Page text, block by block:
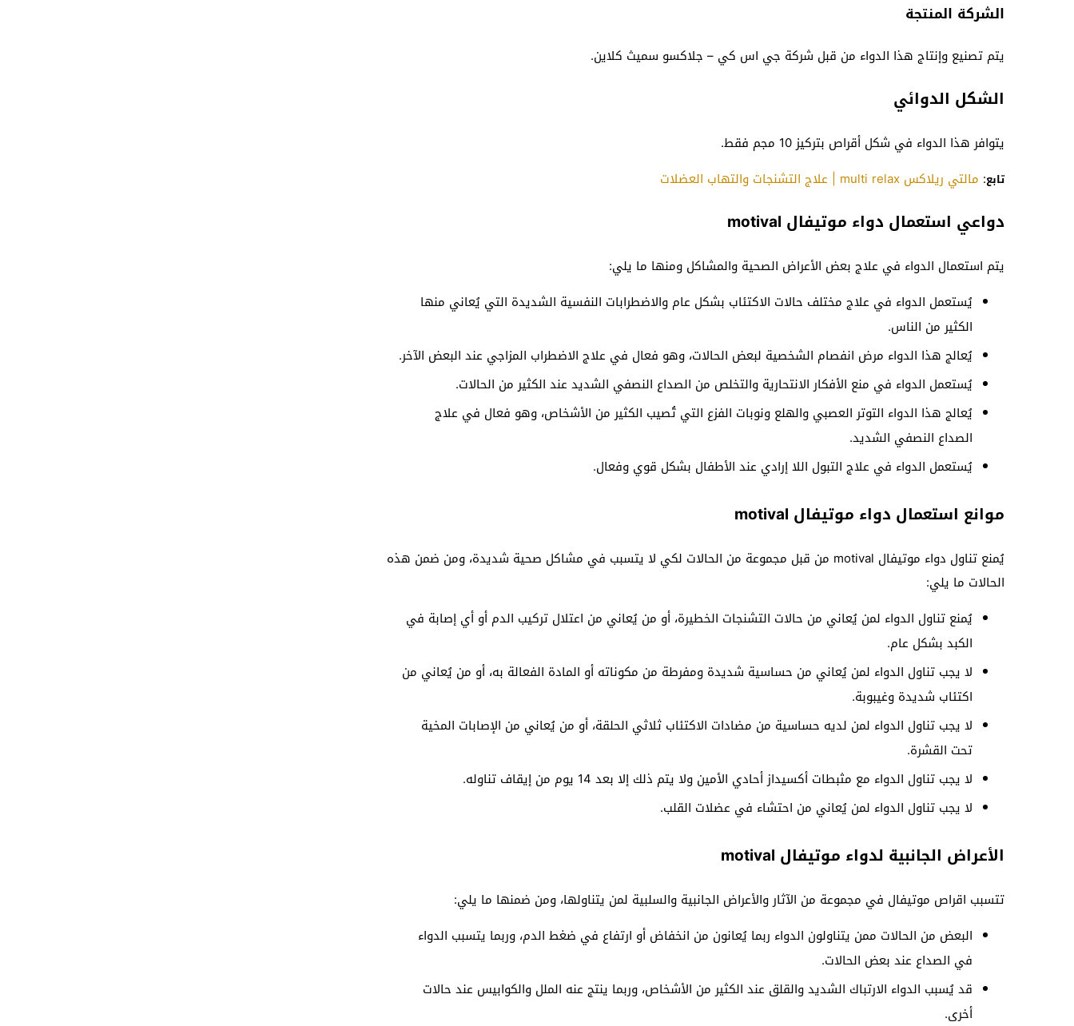
الشركة المنتجة
يتم تصنيع وإنتاج هذا الدواء من قبل شركة جي اس كي – جلاكسو سميث كلاين.
الشكل الدوائي
يتوافر هذا الدواء في شكل أقراص بتركيز 10 مجم فقط.
تابع: مالتي ريلاكس multi relax | علاج التشنجات والتهاب العضلات
دواعي استعمال دواء موتيفال motival
يتم استعمال الدواء في علاج بعض الأعراض الصحية والمشاكل ومنها ما يلي:
يُستعمل الدواء في علاج مختلف حالات الاكتئاب بشكل عام والاضطرابات النفسية الشديدة التي يُعاني منها
الكثير من الناس.
يُعالج هذا الدواء مرض انفصام الشخصية لبعض الحالات، وهو فعال في علاج الاضطراب المزاجي عند البعض الآخر.
يُستعمل الدواء في منع الأفكار الانتحارية والتخلص من الصداع النصفي الشديد عند الكثير من الحالات.
يُعالج هذا الدواء التوتر العصبي والهلع ونوبات الفزع التي تُصيب الكثير من الأشخاص، وهو فعال في علاج
الصداع النصفي الشديد.
يُستعمل الدواء في علاج التبول اللا إرادي عند الأطفال بشكل قوي وفعال.
موانع استعمال دواء موتيفال motival
يُمنع تناول دواء موتيفال motival من قبل مجموعة من الحالات لكي لا يتسبب في مشاكل صحية شديدة، ومن ضمن هذه
الحالات ما يلي:
يُمنع تناول الدواء لمن يُعاني من حالات التشنجات الخطيرة، أو من يُعاني من اعتلال تركيب الدم أو أي إصابة في
الكبد بشكل عام.
لا يجب تناول الدواء لمن يُعاني من حساسية شديدة ومفرطة من مكوناته أو المادة الفعالة به، أو من يُعاني من
اكتئاب شديدة وغيبوبة.
لا يجب تناول الدواء لمن لديه حساسية من مضادات الاكتئاب ثلاثي الحلقة، أو من يُعاني من الإصابات المخية
تحت القشرة.
لا يجب تناول الدواء مع مثبطات أكسيداز أحادي الأمين ولا يتم ذلك إلا بعد 14 يوم من إيقاف تناوله.
لا يجب تناول الدواء لمن يُعاني من احتشاء في عضلات القلب.
الأعراض الجانبية لدواء موتيفال motival
تتسبب اقراص موتيفال في مجموعة من الآثار والأعراض الجانبية والسلبية لمن يتناولها، ومن ضمنها ما يلي:
البعض من الحالات ممن يتناولون الدواء ربما يُعانون من انخفاض أو ارتفاع في ضغط الدم، وربما يتسبب الدواء
في الصداع عند بعض الحالات.
قد يُسبب الدواء الارتباك الشديد والقلق عند الكثير من الأشخاص، وربما ينتج عنه الملل والكوابيس عند حالات
أخرى.